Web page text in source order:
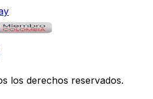
los derechos reservados.